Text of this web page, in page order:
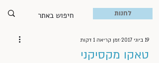
לחנות
טאקו מקסיקני
19 ביוני 2017 זמן קריאה 1 דקות